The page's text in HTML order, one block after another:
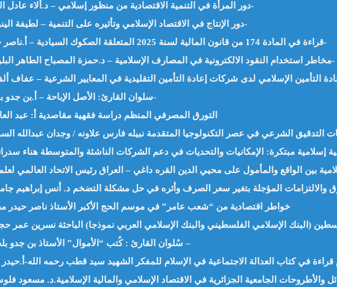
دور المرأة في التنمية الاقتصادية من منظور إسلامي – د.ألاء عادل العبيد -الكويت-
دور الإنتاج في الاقتصاد الإسلامي وتأثيره على التنمية – لطيفة الينبعي -المغرب-
قراءة في المادة 174 من قانون المالية لسنة 2025 المتعلقة الصكوك السيادية – أ.ناصر حيدر -الجزائر-
مخاطر استخدام النقود الالكترونية في المصارف الإسلامية – د.حمزة المصباح الطاهر البلولة -السودان-
سلوان القارئ: الأصل الإباحة – أ.بن جدو بلخير -الجزائر-
التورق المصرفي المنظم دراسة فقهية مقاصدية أ: عبد
التدقيق الشرعي في عصر التكنولوجيا المتقدمة نبيله فارس علاونه / وجدان عبدالله
خواطر اقتصادية من “شعب عامر” في موسم الحج الأكبر الأستاذ ناصر حيدر
سُلوان القارئ : كُتب “الأموال” الأستاذ بن جدو بلخير – الجزائر –
والأطروحات الجامعية الجزائرية في الاقتصاد الإسلامي والمالية الإسلامية.د. مسعود